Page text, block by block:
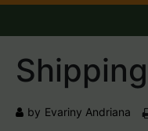
by Evariny Andriana